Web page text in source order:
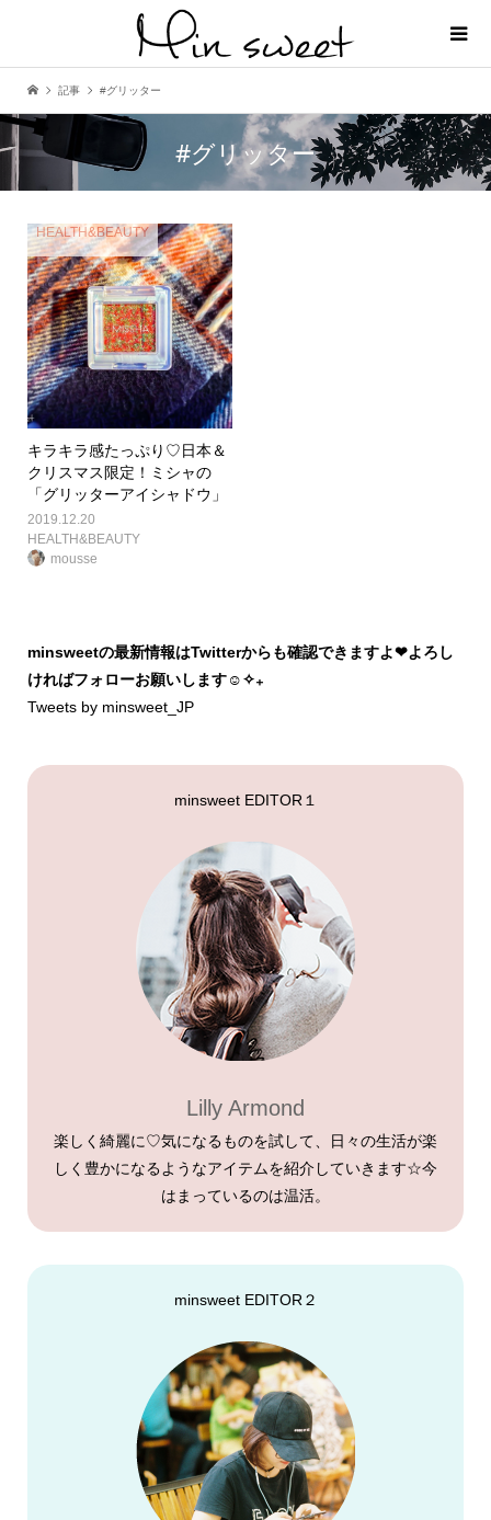
記事 #グリッター
#グリッター
HEALTH&BEAUTY
キラキラ感たっぷり♡日本＆
クリスマス限定！ミシャの
「グリッターアイシャドウ」
2019.12.20
HEALTH&BEAUTY
mousse
minsweetの最新情報はTwitterからも確認できますよ❤︎よろし
ければフォローお願いします☺︎✧₊
Tweets by minsweet_JP
minsweet EDITOR１
Lilly Armond
楽しく綺麗に♡気になるものを試して、日々の生活が楽
しく豊かになるようなアイテムを紹介していきます☆今
はまっているのは温活。
minsweet EDITOR２